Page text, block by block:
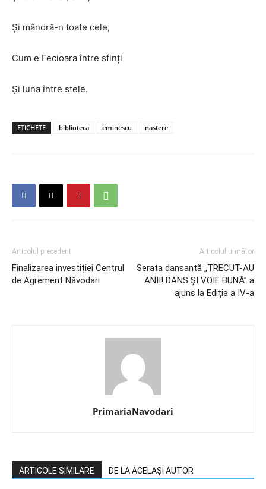
Şi mândră-n toate cele,
Cum e Fecioara între sfinţi
Şi luna între stele.
ETICHETE biblioteca eminescu nastere
Articolul precedent
Finalizarea investiției Centrul
de Agrement Năvodari
Articolul următor
Serata dansantă „TRECUT-AU
ANII! DANS ȘI VOIE BUNĂ” a
ajuns la Ediția a IV-a
PrimariaNavodari
ARTICOLE SIMILARE DE LA ACELAȘI AUTOR